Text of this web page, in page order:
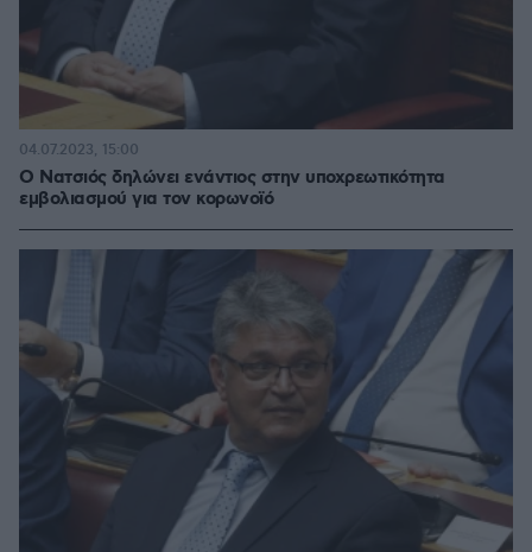
Ο Νατσιός δηλώνει ενάντιος στην υποχρεωτικότητα
εμβολιασμού για τον κορωνοϊό
04.07.2023, 15:00